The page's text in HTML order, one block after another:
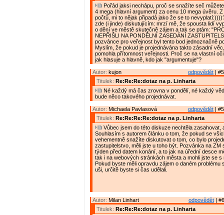
Pořád jaksi nechápu, proč se snažíte seč
4 mega (hlavní argument) za cenu 10 mega úvěru.
počtů, mi to nějak připadá jako že se to
zde (i jinde) diskutujícím: mrzí mě, že spousta lidí
o dění ve městě skutečně zájem a tak se ptám:
NEPŘIŠLI NA PONDĚLNÍ ZASEDÁNÍ
pozvánce pro veřejnost byl tento bod jednoznačně
Myslím, že pokud je projednávána takto zásadní
pomohla přítomnost veřejnosti. Proč se na vlastní
jak hlasuje a hlavně, kdo jak "argumentuje"?
odpovědět |
Autor: kujon
Titulek: Re:Re:Re:dotaz na p. Linharta
Né každý má čas zrovna v pondělí, né každý
bude něco takového projednávat.
odpovědět |
Autor: Michaela Pavlasová
Titulek: Re:Re:Re:Re:dotaz na p. Linharta
Vůbec jsem do této diskuze nechtěla zasahovat,
Souhlasím s autorem článku o tom, že pokud se
vehementně snažíte diskutovat o tom, co bylo
zastupitelstvo, měli jste u toho být. Pozvánka na ZM
týden před datem konání, a to jak na úřední desce
tak i na webových stránkách města a mohli jste se s
Pokud byste měli opravdu zájem o daném problému
uši, určitě byste si čas udělali.
odpovědět |
Autor: Milan Linhart
Titulek: Re:Re:Re:dotaz na p. Linharta